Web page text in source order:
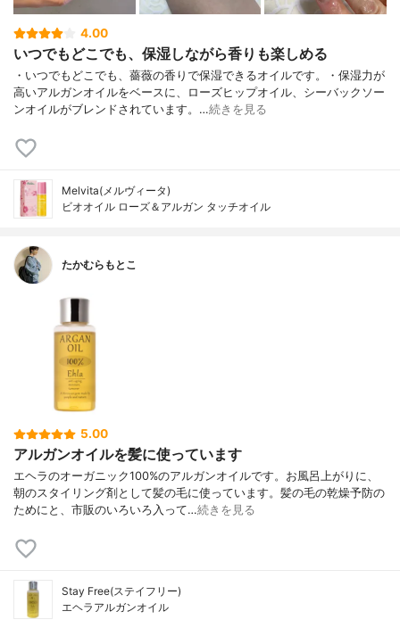
4.00
いつでもどこでも、保湿しながら香りも楽しめる
・いつでもどこでも、薔薇の香りで保湿できるオイルです。・保湿力が
高いアルガンオイルをベースに、ローズヒップオイル、シーバックソー
ンオイルがブレンドされています。…続きを見る
Melvita(メルヴィータ)
ビオオイル ローズ＆アルガン タッチオイル
たかむらもとこ
5.00
アルガンオイルを髪に使っています
エヘラのオーガニック100%のアルガンオイルです。お風呂上がりに、
朝のスタイリング剤として髪の毛に使っています。髪の毛の乾燥予防の
ためにと、市販のいろいろ入って…続きを見る
Stay Free(ステイフリー)
エヘラアルガンオイル